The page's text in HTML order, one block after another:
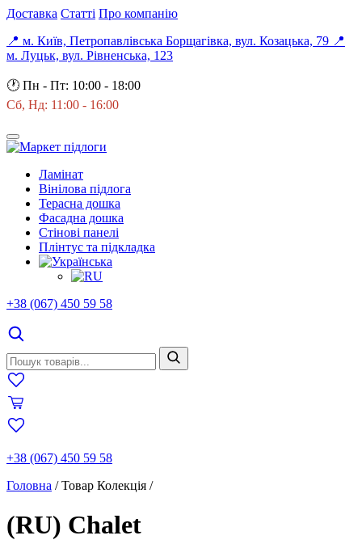
Доставка Статті Про компанію
📍 м. Київ, Петропавлівська Борщагівка, вул. Козацька, 79 📍
м. Луцьк, вул. Рівненська, 123
🕐 Пн - Пт: 10:00 - 18:00
Сб, Нд: 11:00 - 16:00
Ламінат
Вінілова підлога
Терасна дошка
Фасадна дошка
Стінові панелі
Плінтус та підкладка
+38 (067) 450 59 58
+38 (067) 450 59 58
Головна /Товар Колекція /
(RU) Chalet